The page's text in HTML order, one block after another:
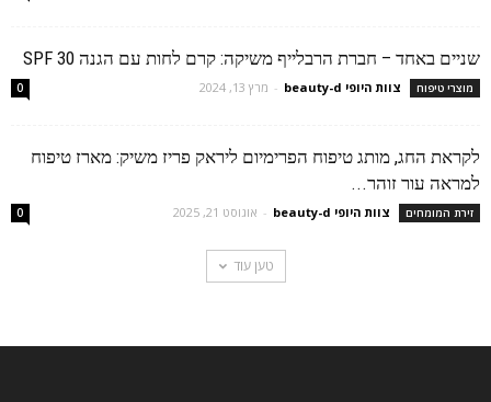
שניים באחד – חברת הרבלייף משיקה: קרם לחות עם הגנה SPF 30
מוצרי טיפוח צוות היופי beauty-d - מרץ 13, 2024 0
לקראת החג, מותג טיפוח הפרימיום ליראק פריז משיק: מארז טיפוח
למראה עור זוהר...
זירת המומחים צוות היופי beauty-d - אוגוסט 21, 2025 0
טען עוד